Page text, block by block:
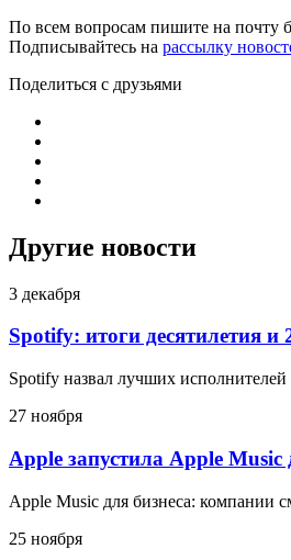
По всем вопросам пишите на почту
Подписывайтесь на рассылку
Поделиться с друзьями
Другие новости
3 декабря
Spotify: итоги десятилетия и
Spotify назвал лучших
27 ноября
Apple запустила Apple Music
Apple Music для бизнеса: компании
25 ноября